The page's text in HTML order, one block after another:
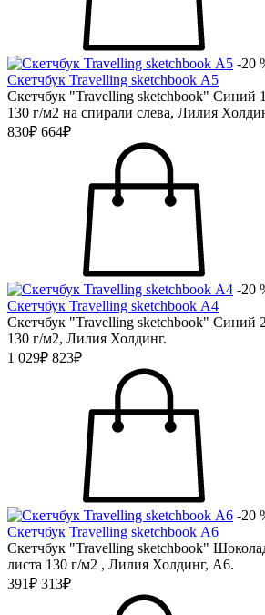
-20
Скетчбук Travelling sketchbook А5
Скетчбук "Travelling sketchbook" Синий
130 г/м2 на спирали слева, Лилия
830₽ 664₽
-20
Скетчбук Travelling sketchbook А4
Скетчбук "Travelling sketchbook" Синий
130 г/м2, Лилия Холдинг.
1 029₽ 823₽
-20
Скетчбук Travelling sketchbook А6
Скетчбук "Travelling sketchbook"
листа 130 г/м2 , Лилия Холдинг, А6.
391₽ 313₽